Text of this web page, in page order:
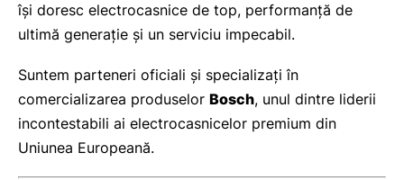
își doresc electrocasnice de top, performanță de
ultimă generație și un serviciu impecabil.
Suntem parteneri oficiali și specializați în
comercializarea produselor Bosch, unul dintre liderii
incontestabili ai electrocasnicelor premium din
Uniunea Europeană.